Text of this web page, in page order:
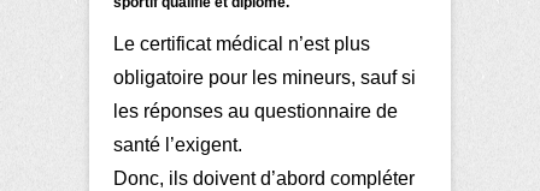
Le certificat médical n’est plus
obligatoire pour les mineurs, sauf si
les réponses au questionnaire de
santé l’exigent.
Donc, ils doivent d’abord compléter